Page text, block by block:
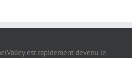
est rapidement devenu le